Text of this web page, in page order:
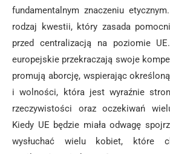
fundamentalnym znaczeniu
rodzaj kwestii, który zasada
przed centralizacją na poziomie
europejskie przekraczają swoje
promują aborcję, wspierając
i wolności, która jest wyraźnie
rzeczywistości oraz oczekiwań
Kiedy UE będzie miała odwagę
wysłuchać wielu kobiet, które